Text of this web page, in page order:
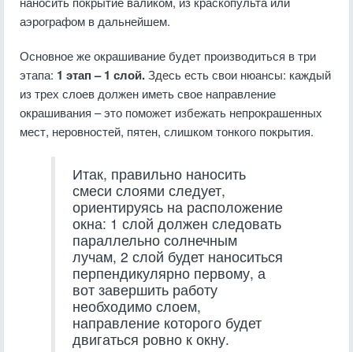
аэрографом в дальнейшем.
Основное же окрашивание будет производиться в три
этапа: 1 этап – 1 слой.Здесь есть свои нюансы: каждый
из трех слоев должен иметь свое направление
окрашивания – это поможет избежать непрокрашенных
мест, неровностей, пятен, слишком тонкого покрытия.
Итак, правильно наносить
смеси слоями следует,
ориентируясь на расположение
окна: 1 слой должен следовать
параллельно солнечным
лучам, 2 слой будет наноситься
перпендикулярно первому, а
вот завершить работу
необходимо слоем,
направление которого будет
двигаться ровно к окну.